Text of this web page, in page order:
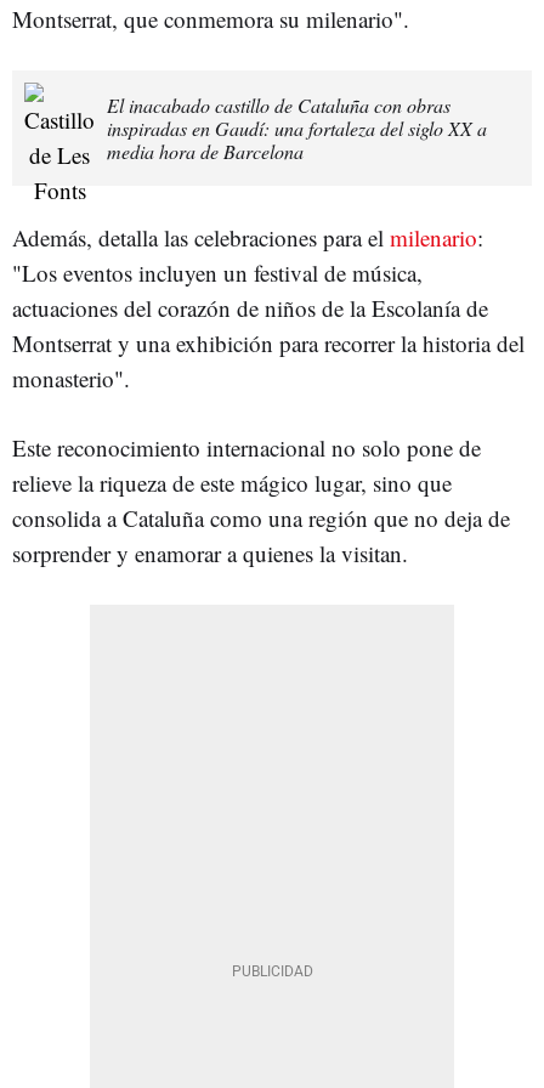
Montserrat, que conmemora su milenario".
El inacabado castillo de Cataluña con obras
inspiradas en Gaudí: una fortaleza del siglo XX a
media hora de Barcelona
Además, detalla las celebraciones para el milenario:
"Los eventos incluyen un festival de música,
actuaciones del corazón de niños de la Escolanía de
Montserrat y una exhibición para recorrer la historia del
monasterio".
Este reconocimiento internacional no solo pone de
relieve la riqueza de este mágico lugar, sino que
consolida a Cataluña como una región que no deja de
sorprender y enamorar a quienes la visitan.